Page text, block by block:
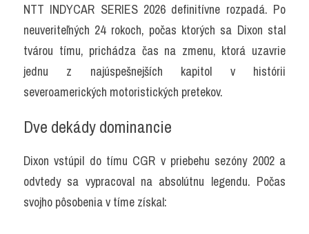
NTT INDYCAR SERIES 2026 definitívne rozpadá. Po
neuveriteľných 24 rokoch, počas ktorých sa Dixon stal
tvárou tímu, prichádza čas na zmenu, ktorá uzavrie
jednu z najúspešnejších kapitol v histórii
severoamerických motoristických pretekov.
Dve dekády dominancie
Dixon vstúpil do tímu CGR v priebehu sezóny 2002 a
odvtedy sa vypracoval na absolútnu legendu. Počas
svojho pôsobenia v tíme získal: